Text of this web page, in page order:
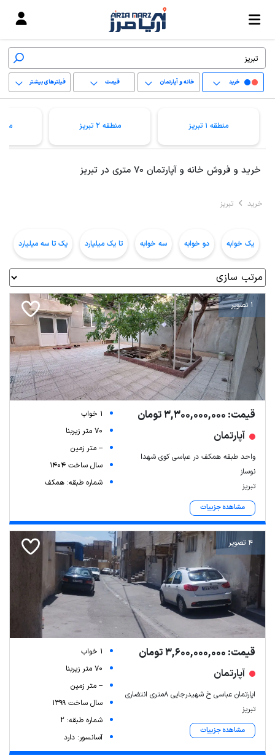
خرید خانه و آپارتمان قیمت فیلترهای بیشتر
منطقه 1 تبریز منطقه 2 تبریز منطقه
خرید و فروش خانه و آپارتمان 70 متری در تبریز
خرید تبریز
یک خوابه دو خوابه سه خوابه تا یک میلیارد یک تا سه میلیارد
1 تصویر
قیمت: 3,300,000,000 تومان
آپارتمان
واحد طبقه همکف در عباسی کوی شهدا
نوساز
تبریز
مشاهده جزییات
1 خواب
70 متر زیربنا
-- متر زمین
سال ساخت 1404
شماره طبقه: همکف
4 تصویر
قیمت: 3,600,000,000 تومان
آپارتمان
اپارتمان عباسی خ شهیدرجایی 8متری انتضاری
تبریز
مشاهده جزییات
1 خواب
70 متر زیربنا
-- متر زمین
سال ساخت 1399
شماره طبقه: 2
آسانسور: دارد